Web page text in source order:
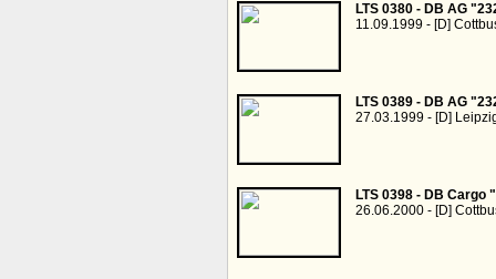
LTS 0380 - DB AG
11.09.1999 - [D]
LTS 0389 - DB AG
27.03.1999 - [D]
LTS 0398 - DB Cargo
26.06.2000 - [D]